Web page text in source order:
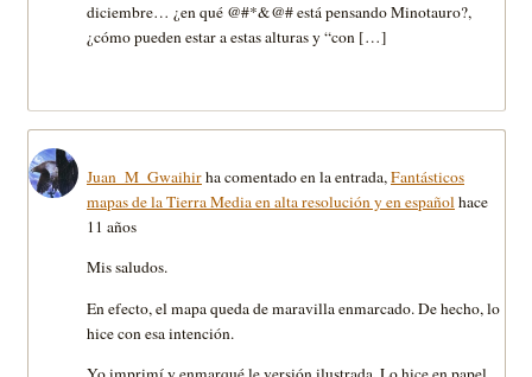
diciembre… ¿en qué @#*&@# está pensando Minotauro?,
¿cómo pueden estar a estas alturas y “con […]
Juan_M_Gwaihirha comentado en la entrada,Fantásticos
mapas de la Tierra Media en alta resolución y en españolhace
11 años
Mis saludos.
En efecto, el mapa queda de maravilla enmarcado. De hecho, lo
hice con esa intención.